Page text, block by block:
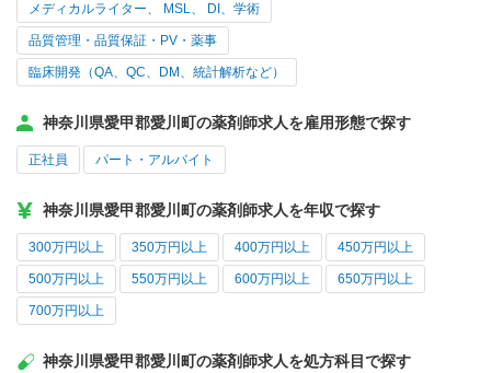
メディカルライター、 MSL、 DI、学術
品質管理・品質保証・PV・薬事
臨床開発（QA、QC、DM、統計解析など）
神奈川県愛甲郡愛川町の薬剤師求人を雇用形態で探す
正社員 パート・アルバイト
神奈川県愛甲郡愛川町の薬剤師求人を年収で探す
300万円以上 350万円以上 400万円以上 450万円以上
500万円以上 550万円以上 600万円以上 650万円以上
700万円以上
神奈川県愛甲郡愛川町の薬剤師求人を処方科目で探す